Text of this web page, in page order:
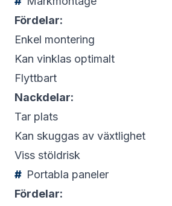
Fördelar:
Enkel montering
Kan vinklas optimalt
Flyttbart
Nackdelar:
Tar plats
Kan skuggas av växtlighet
Viss stöldrisk
Portabla paneler
Fördelar: